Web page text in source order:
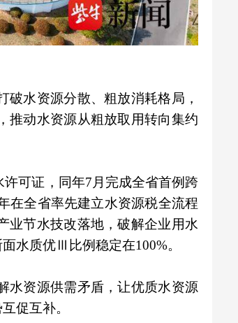
水资源分散、粗放消耗格局，
推动水资源从粗放取用转向集约
可证，同年7月完成全省首例跨
在全省率先建立水资源税全流程
业节水技改落地，破解企业用水
水质优Ⅲ比例稳定在100%。
水资源供需矛盾，让优质水资源
促互补。